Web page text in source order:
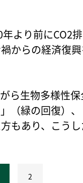
より前にCO2
からの経済復
ら生物多様性
（緑の回復）
もあり、こう
2